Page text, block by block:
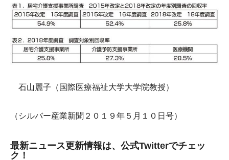
石山麗子（国際医療福祉大学大学院教授）
（シルバー産業新聞２０１９年５月１０日号）
最新ニュース更新情報は、公式Twitterでチェッ
ク！